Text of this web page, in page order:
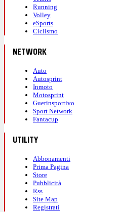
Running
Volley
eSports
Ciclismo
NETWORK
Auto
Autosprint
Inmoto
Motosprint
Guerinsportivo
Sport Network
Fantacup
UTILITY
Abbonamenti
Prima Pagina
Store
Pubblicità
Rss
Site Map
Registrati